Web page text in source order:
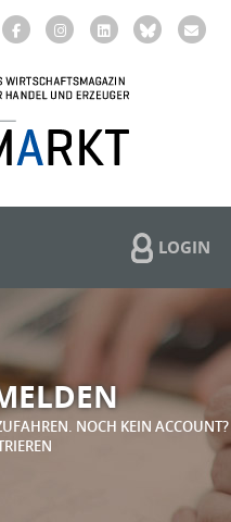
LOGIN
NOCH KEIN ACCOUNT?